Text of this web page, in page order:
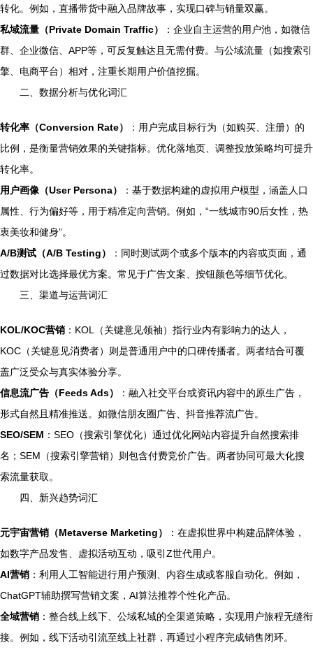
转化。例如，直播带货中融入品牌故事，实现口碑与销量双赢。
私域流量（Private Domain Traffic）
：企业自主运营的用户池，如微信
群、企业微信、APP等，可反复触达且无需付费。与公域流量（如搜索引
擎、电商平台）相对，注重长期用户价值挖掘。
二、数据分析与优化词汇
转化率（Conversion Rate）
：用户完成目标行为（如购买、注册）的
比例，是衡量营销效果的关键指标。优化落地页、调整投放策略均可提升
转化率。
用户画像（User Persona）
：基于数据构建的虚拟用户模型，涵盖人口
属性、行为偏好等，用于精准定向营销。例如，“一线城市90后女性，热
衷美妆和健身”。
A/B测试（A/B Testing）
：同时测试两个或多个版本的内容或页面，通
过数据对比选择最优方案。常见于广告文案、按钮颜色等细节优化。
三、渠道与运营词汇
KOL/KOC营销 ：KOL（关键意见领袖）指行业内有影响力的达人，
KOC（关键意见消费者）则是普通用户中的口碑传播者。两者结合可覆
盖广泛受众与真实体验分享。
信息流广告（Feeds Ads）
：融入社交平台或资讯内容中的原生广告，
形式自然且精准推送。如微信朋友圈广告、抖音推荐流广告。
SEO/SEM ：SEO（搜索引擎优化）通过优化网站内容提升自然搜索排
名；SEM（搜索引擎营销）则包含付费竞价广告。两者协同可最大化搜
索流量获取。
四、新兴趋势词汇
元宇宙营销（Metaverse Marketing）
：在虚拟世界中构建品牌体验，
如数字产品发售、虚拟活动互动，吸引Z世代用户。
AI营销 ：利用人工智能进行用户预测、内容生成或客服自动化。例如，
ChatGPT辅助撰写营销文案，AI算法推荐个性化产品。
全域营销 ：整合线上线下、公域私域的全渠道策略，实现用户旅程无缝衔
接。例如，线下活动引流至线上社群，再通过小程序完成销售闭环。